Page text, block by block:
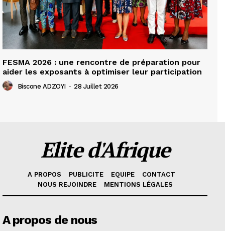
FESMA 2026 : une rencontre de préparation pour
aider les exposants à optimiser leur participation
Biscone ADZOYI - 28 Juillet 2026
Elite d'Afrique
A PROPOS PUBLICITE EQUIPE
CONTACT
NOUS REJOINDRE
MENTIONS LÉGALES
A propos de nous